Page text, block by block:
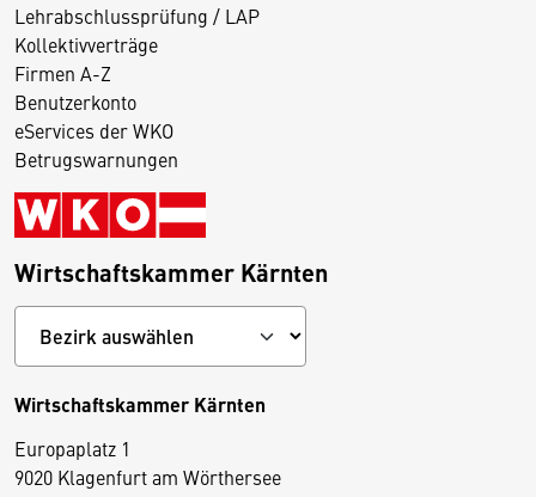
Lehrabschlussprüfung / LAP
Kollektivverträge
Firmen A-Z
Benutzerkonto
eServices der WKO
Betrugswarnungen
Wirtschaftskammer Kärnten
Wirtschaftskammer Kärnten
Europaplatz 1
9020 Klagenfurt am Wörthersee